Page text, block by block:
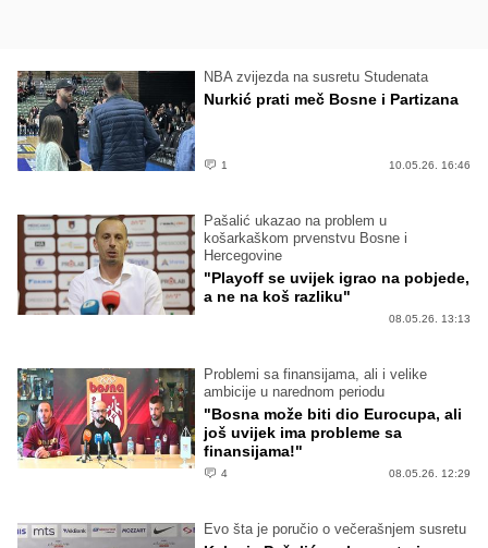
NBA zvijezda na susretu Studenata
Nurkić prati meč Bosne i Partizana
1 10.05.26. 16:46
Pašalić ukazao na problem u
košarkaškom prvenstvu Bosne i
Hercegovine
"Playoff se uvijek igrao na pobjede,
a ne na koš razliku"
08.05.26. 13:13
Problemi sa finansijama, ali i velike
ambicije u narednom periodu
"Bosna može biti dio Eurocupa, ali
još uvijek ima probleme sa
finansijama!"
4 08.05.26. 12:29
Evo šta je poručio o večerašnjem susretu